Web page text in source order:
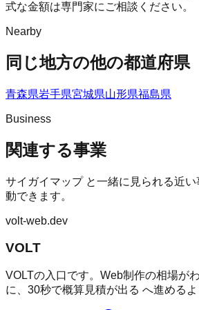
式な金額は専門家にご相談ください。
Nearby
同じ地方の他の都道府県
青森県岩手県宮城県山形県福島県
Business
関連する事業
サイガイマップと一緒に見られる近い
動できます。
volt-web.dev
VOLT
VOLTの入口です。Web制作の相場が
に、30秒で概算見積が出る へ進める